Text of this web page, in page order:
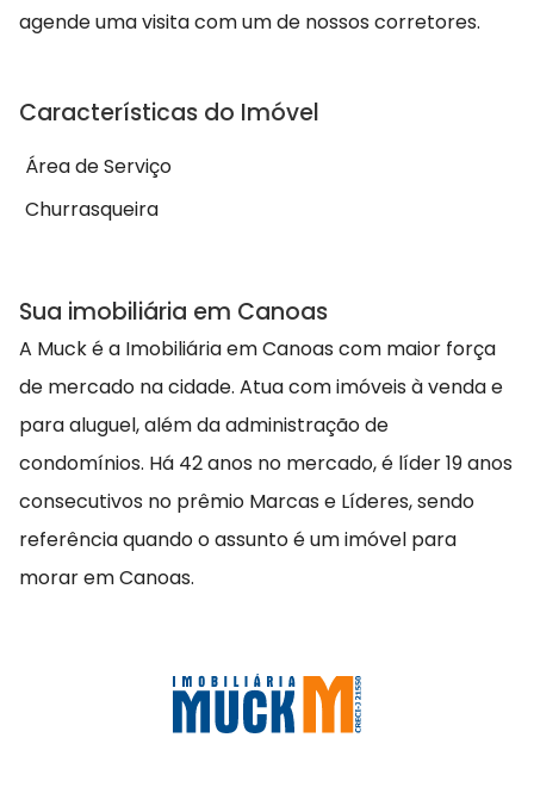
agende uma visita com um de nossos corretores.
Características do Imóvel
Área de Serviço
Churrasqueira
Sua imobiliária em Canoas
A Muck é a Imobiliária em Canoas com maior força
de mercado na cidade. Atua com imóveis à venda e
para aluguel, além da administração de
condomínios. Há 42 anos no mercado, é líder 19 anos
consecutivos no prêmio Marcas e Líderes, sendo
referência quando o assunto é um imóvel para
morar em Canoas.